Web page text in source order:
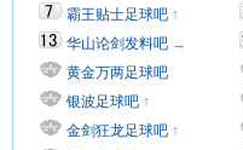
霸王贴士足球吧 ↑
华山论剑发料吧 →
黄金万两足球吧
银波足球吧 ↑
金剑狂龙足球吧 ↑